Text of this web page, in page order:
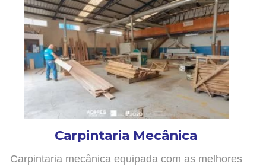
Carpintaria Mecânica
Carpintaria mecânica equipada com as melhores